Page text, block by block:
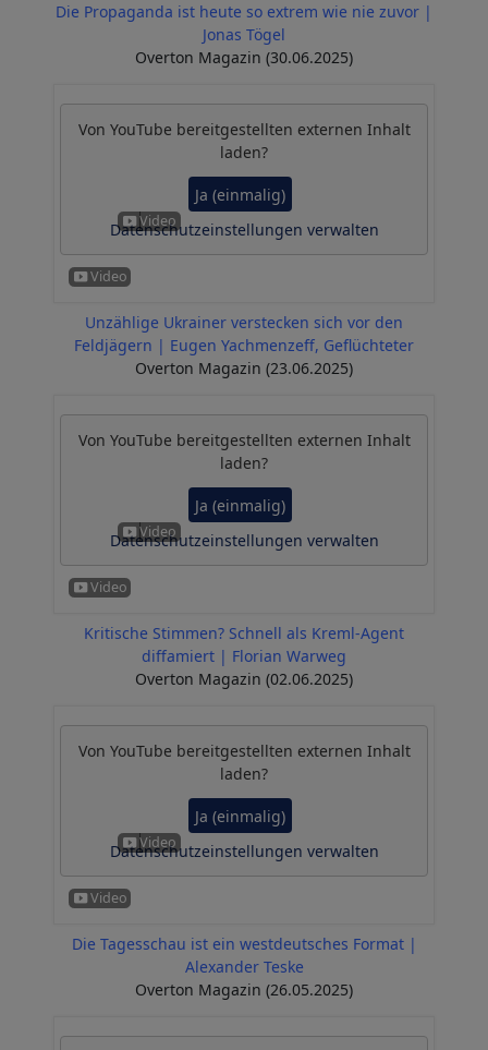
Die Propaganda ist heute so extrem wie nie zuvor |
Jonas Tögel
Overton Magazin (30.06.2025)
Von YouTube bereitgestellten externen Inhalt
laden?
Ja (einmalig)
Datenschutzeinstellungen verwalten
Unzählige Ukrainer verstecken sich vor den
Feldjägern | Eugen Yachmenzeff, Geflüchteter
Overton Magazin (23.06.2025)
Von YouTube bereitgestellten externen Inhalt
laden?
Ja (einmalig)
Datenschutzeinstellungen verwalten
Kritische Stimmen? Schnell als Kreml-Agent
diffamiert | Florian Warweg
Overton Magazin (02.06.2025)
Von YouTube bereitgestellten externen Inhalt
laden?
Ja (einmalig)
Datenschutzeinstellungen verwalten
Die Tagesschau ist ein westdeutsches Format |
Alexander Teske
Overton Magazin (26.05.2025)